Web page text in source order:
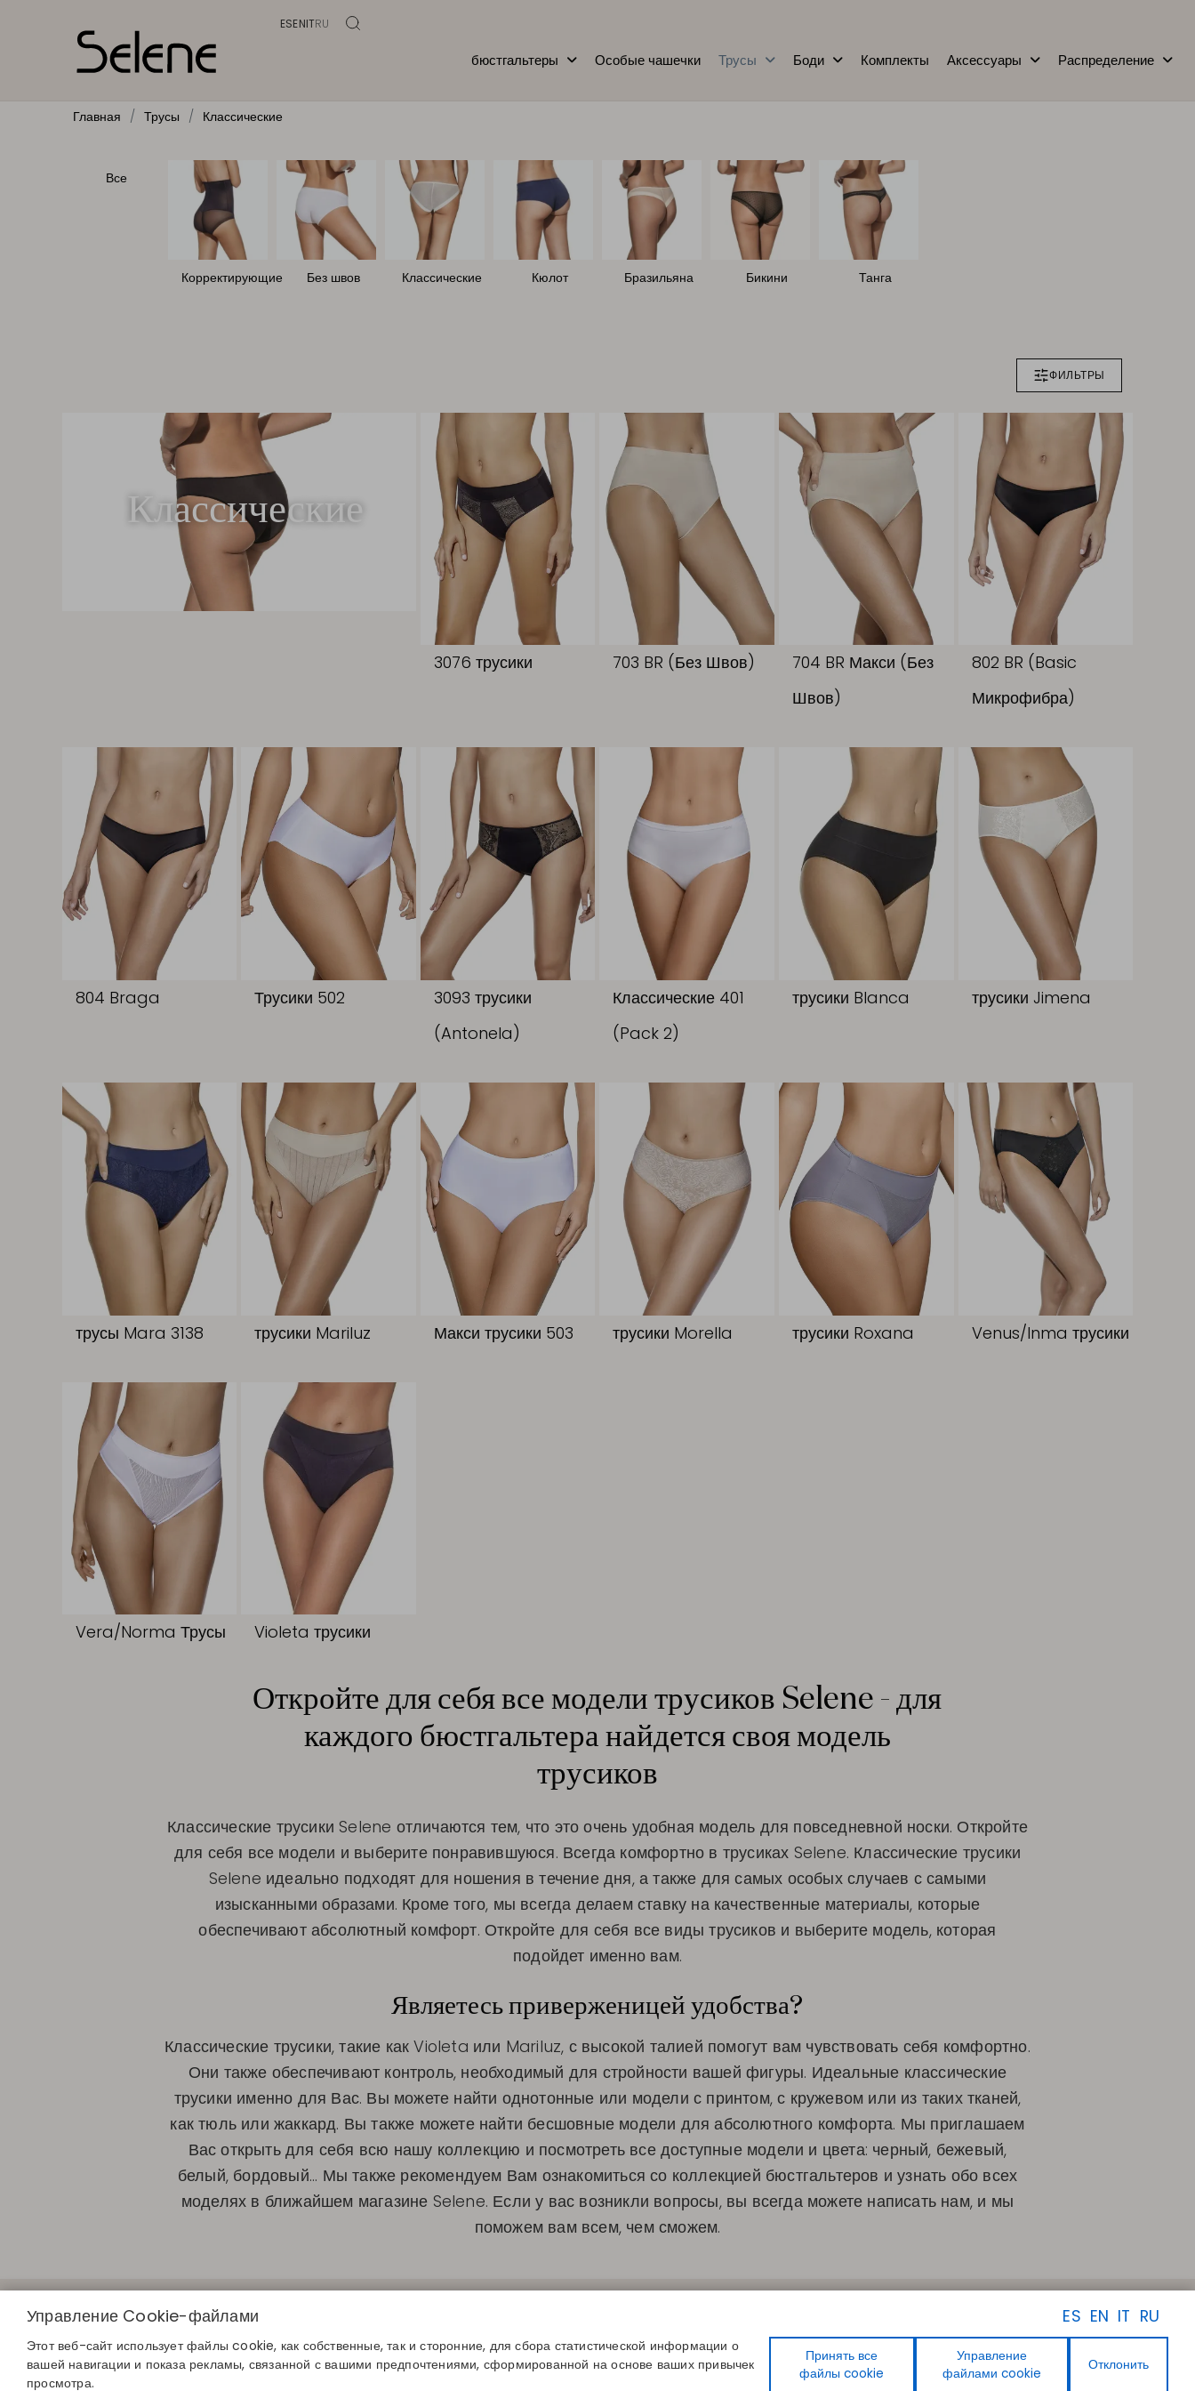
ESENITRU
бюстгальтеры Особые чашечки Трусы Боди Комплекты Аксессуары Распределение
Главная Трусы Классические
Все
Корректирующие Без швов Классические Кюлот Бразильяна Бикини Танга
ФИЛЬТРЫ
Классические
3076 трусики 703 BR (Без Швов)
704 BR Макси (Без
Швов)
802 BR (Basic
Микрофибра)
804 Braga Трусики 502
3093 трусики
(Antonela)
Классические 401
(Pack 2)
трусики Blanca трусики Jimena
трусы Mara 3138 трусики Mariluz Макси трусики 503 трусики Morella трусики Roxana Venus/Inma трусики
Vera/Norma Трусы Violeta трусики
Откройте для себя все модели трусиков Selene - для
каждого бюстгальтера найдется своя модель
трусиков
Классические трусики Selene отличаются тем, что это очень удобная модель для повседневной носки. Откройте
для себя все модели и выберите понравившуюся. Всегда комфортно в трусиках Selene. Классические трусики
Selene идеально подходят для ношения в течение дня, а также для самых особых случаев с самыми
изысканными образами. Кроме того, мы всегда делаем ставку на качественные материалы, которые
обеспечивают абсолютный комфорт. Откройте для себя все виды трусиков и выберите модель, которая
подойдет именно вам.
Являетесь приверженицей удобства?
Классические трусики, такие как Violeta или Mariluz, с высокой талией помогут вам чувствовать себя комфортно.
Они также обеспечивают контроль, необходимый для стройности вашей фигуры. Идеальные классические
трусики именно для Вас. Вы можете найти однотонные или модели с принтом, с кружевом или из таких тканей,
как тюль или жаккард. Вы также можете найти бесшовные модели для абсолютного комфорта. Мы приглашаем
Вас открыть для себя всю нашу коллекцию и посмотреть все доступные модели и цвета: черный, бежевый,
белый, бордовый... Мы также рекомендуем Вам ознакомиться со коллекцией бюстгальтеров и узнать обо всех
моделях в ближайшем магазине Selene. Если у вас возникли вопросы, вы всегда можете написать нам, и мы
поможем вам всем, чем сможем.
ES EN IT RU
Управление Cookie-файлами
Этот веб-сайт использует файлы cookie, как собственные, так и сторонние, для сбора статистической информации о
вашей навигации и показа рекламы, связанной с вашими предпочтениями, сформированной на основе ваших привычек
просмотра.
Принять все
файлы cookie
Управление
файлами cookie
Отклонить
Присоединяйтесь к каталогу
disintex@disintex.es
Публикации
Блог
Контакты
Facebook
Instagram
Linkedin